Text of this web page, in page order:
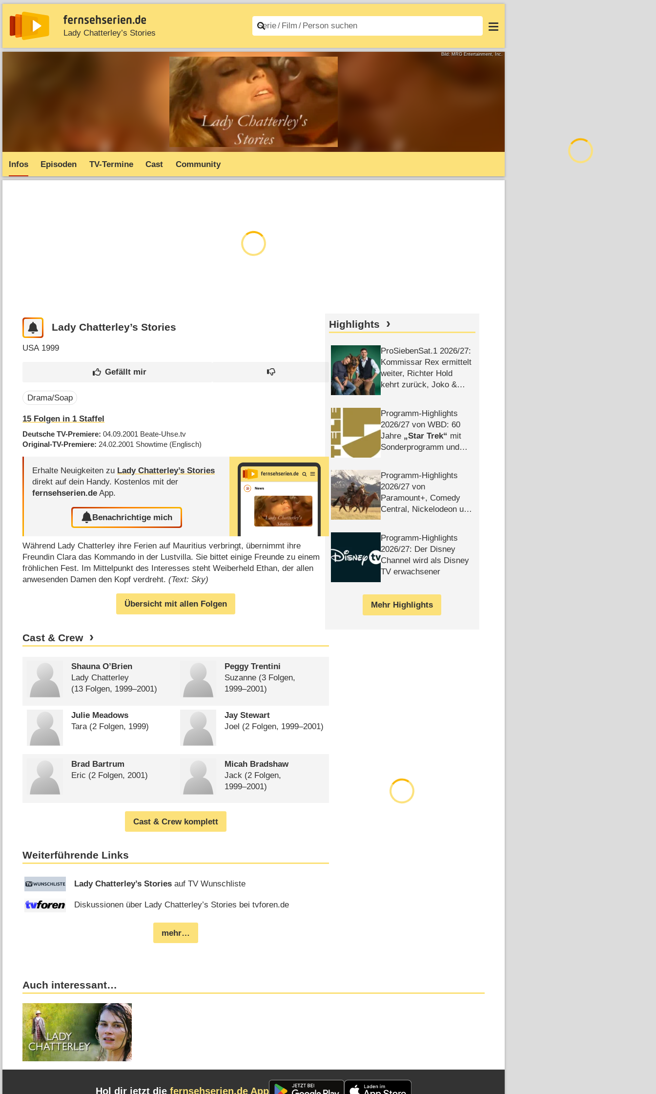
Lady Chatterley’s Stories
News Entdecken Streaming TV-Starts Filme A–Z Login
Bild: MRG Entertainment, Inc.
Infos Episoden TV-Termine Cast Community
Lady Chatterley’s Stories
USA 1999
Drama/Soap
15 Folgen in 1 Staffel
Deutsche TV-Premiere 04.09.2001 Beate-Uhse.tv
Original-TV-Premiere 24.02.2001 Showtime (Englisch)
Erhalte Neuigkeiten zu Lady Chatterley’s Stories
direkt auf dein Handy. Kostenlos mit der
fernsehserien.de App.
Benachrichtige mich
Während Lady Chatterley ihre Ferien auf Mauritius verbringt, übernimmt ihre
Freundin Clara das Kommando in der Lustvilla. Sie bittet einige Freunde zu einem
fröhlichen Fest. Im Mittelpunkt des Interesses steht Weiberheld Ethan, der allen
anwesenden Damen den Kopf verdreht.(Text: Sky)
Übersicht mit allen Folgen
Cast & Crew
Shauna O’Brien
Lady Chatterley
(13 Folgen, 1999⁠–⁠2001)
Peggy Trentini
Suzanne(3 Folgen,
1999⁠–⁠2001)
Julie Meadows
Tara(2 Folgen, 1999)
Jay Stewart
Joel (2 Folgen, 1999⁠–⁠2001)
Brad Bartrum
Eric (2 Folgen, 2001)
Micah Bradshaw
Jack (2 Folgen,
1999⁠–⁠2001)
Cast & Crew komplett
Weiterführende Links
Lady Chatterley’s Stories auf TV Wunschliste
Diskussionen über Lady Chatterley’s Stories bei tvforen.de
mehr…
Highlights
ProSiebenSat.1 2026/​27:
Kommissar Rex ermittelt
weiter, Richter Hold
kehrt zurück, Joko &
Programm-Highlights
2026/​27 von WBD: 60
Jahre
Star Trek
mit
Sonderprogramm und
Programm-Highlights
2026/​27 von
Paramount+, Comedy
Central, Nickelodeon und
Programm-Highlights
2026/​27: Der Disney
Channel wird als Disney
TV erwachsener
Mehr Highlights
Auch interessant…
Hol dir jetzt die fernsehserien.de App